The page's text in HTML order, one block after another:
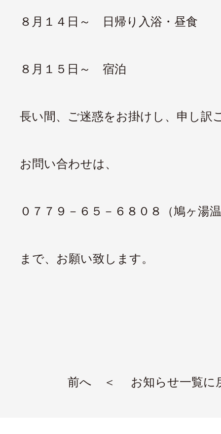
８月１４日～ 日帰り入浴・昼食
８月１５日～ 宿泊
長い間、ご迷惑をお掛けし、申し訳
お問い合わせは、
０７７９－６５－６８０８（鳩ヶ湯
まで、お願い致します。
前へ ＜ お知らせ一覧に